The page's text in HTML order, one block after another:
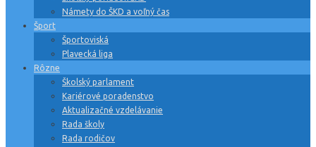
Námety do ŠKD a voľný čas
Šport
Športoviská
Plavecká liga
Rôzne
Školský parlament
Kariérové poradenstvo
Aktualizačné vzdelávanie
Rada školy
Rada rodičov